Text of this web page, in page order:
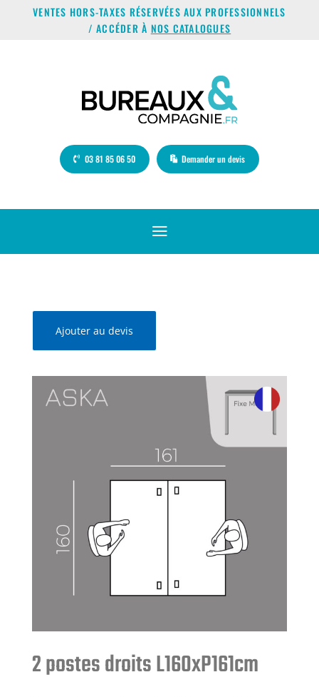
VENTES HORS-TAXES RÉSERVÉES AUX PROFESSIONNELS
/ ACCÉDER À NOS CATALOGUES
03 81 85 06 50 Demander un devis
a
Ajouter au devis
2 postes droits L160xP161cm